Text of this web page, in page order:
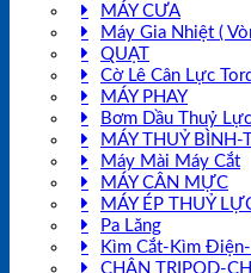
MÁY CƯA
Máy Gia Nhiệt (
QUẠT
Cờ Lê Cân Lực
MÁY PHAY
Bơm Dầu Thuỷ Lực
MÁY THUỶ
Máy Mài Máy Cắt
MÁY CÂN MỰC
MÁY ÉP THUỶ
Pa Lăng
Kìm Cắt-Kìm
CHÂN TRIPOD-